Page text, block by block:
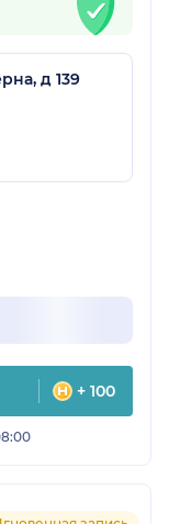
д 139
+ 100